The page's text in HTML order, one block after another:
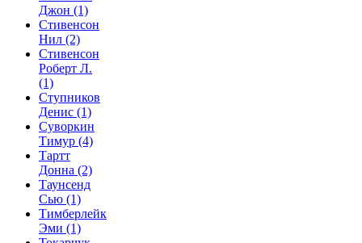
Джон (1)
Стивенсон
Нил (2)
Стивенсон
Роберт Л.
(1)
Ступников
Денис (1)
Суворкин
Тимур (4)
Тартт
Донна (2)
Таунсенд
Сью (1)
Тимберлейк
Эми (1)